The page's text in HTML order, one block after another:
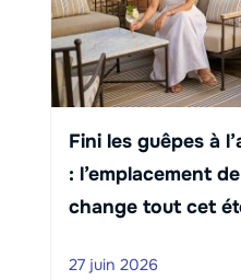
Fini les guêpes à
: l’emplacement
change tout cet
27 juin 2026